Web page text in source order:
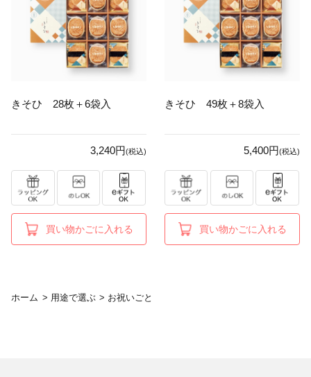
きそひ 28枚＋6袋入
3,240円(税込)
買い物かごに入れる
きそひ 49枚＋8袋入
5,400円(税込)
買い物かごに入れる
ホーム > 用途で選ぶ > お祝いごと